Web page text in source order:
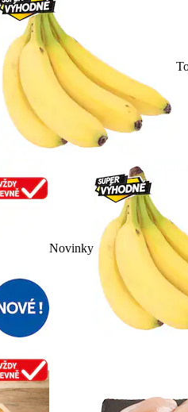
Novinky